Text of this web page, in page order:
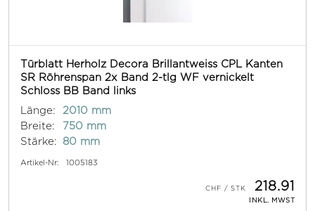
Türblatt Herholz Decora Brillantweiss CPL Kanten
SR Röhrenspan 2x Band 2-tlg WF vernickelt
Schloss BB Band links
Länge:
2010 mm
Breite:
750 mm
Stärke:
80 mm
Artikel-Nr: 1005183
218.91
INKL. MWST